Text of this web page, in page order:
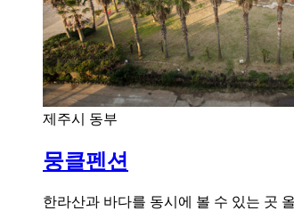
제주시 동부
뭉클펜션
한라산과 바다를 동시에 볼 수 있는 곳